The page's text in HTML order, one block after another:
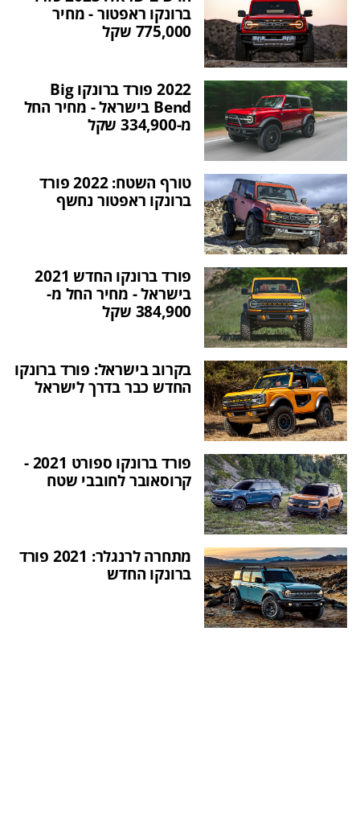
ברונקו ראפטור - מחיר
775,000 שקל
2022 פורד ברונקו Big
Bend בישראל - מחיר החל
מ-334,900 שקל
טורף השטח: 2022 פורד
ברונקו ראפטור נחשף
פורד ברונקו החדש 2021
בישראל - מחיר החל מ-
384,900 שקל
בקרוב בישראל: פורד ברונקו
החדש כבר בדרך לישראל
פורד ברונקו ספורט 2021 -
קרוסאובר לחובבי שטח
מתחרה לרנגלר: 2021 פורד
ברונקו החדש